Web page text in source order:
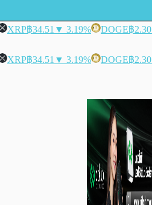
XRP฿34.51 ▼ 3.19% DOGE฿2.30
XRP฿34.51 ▼ 3.19% DOGE฿2.30